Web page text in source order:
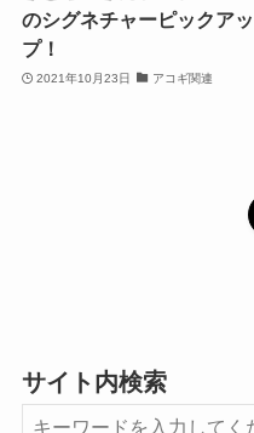
のシグネチャーピックアッ
プ！
2021年10月23日 アコギ関連
サイト内検索